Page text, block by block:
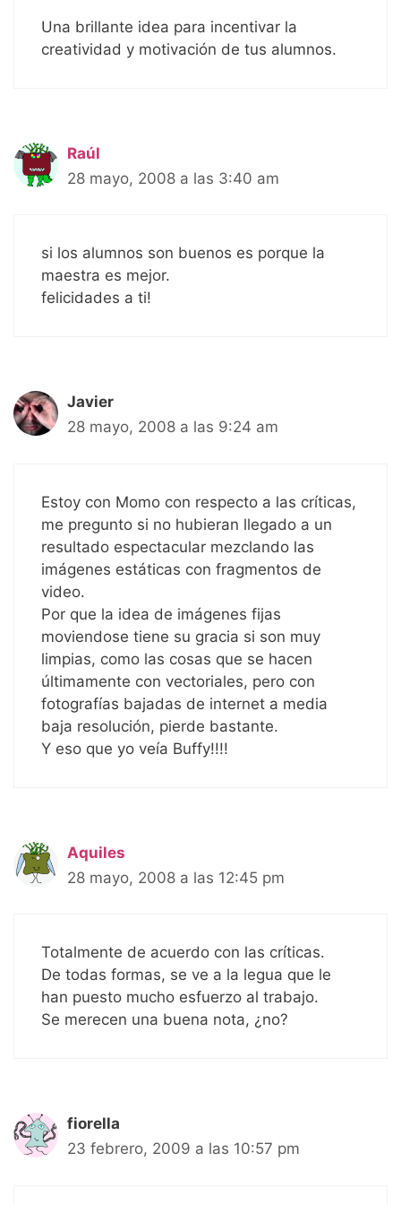
Una brillante idea para incentivar la
creatividad y motivación de tus alumnos.
Raúl
28 mayo, 2008 a las 3:40 am
si los alumnos son buenos es porque la
maestra es mejor.
felicidades a ti!
Javier
28 mayo, 2008 a las 9:24 am
Estoy con Momo con respecto a las críticas,
me pregunto si no hubieran llegado a un
resultado espectacular mezclando las
imágenes estáticas con fragmentos de
video.
Por que la idea de imágenes fijas
moviendose tiene su gracia si son muy
limpias, como las cosas que se hacen
últimamente con vectoriales, pero con
fotografías bajadas de internet a media
baja resolución, pierde bastante.
Y eso que yo veía Buffy!!!!
Aquiles
28 mayo, 2008 a las 12:45 pm
Totalmente de acuerdo con las críticas.
De todas formas, se ve a la legua que le
han puesto mucho esfuerzo al trabajo.
Se merecen una buena nota, ¿no?
fiorella
23 febrero, 2009 a las 10:57 pm